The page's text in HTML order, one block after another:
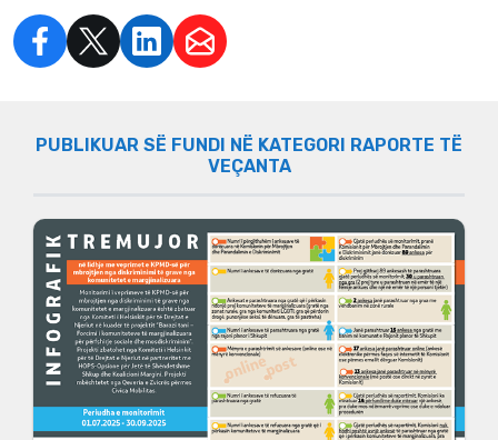
PUBLIKUAR SË FUNDI NË KATEGORI RAPORTE TË
VEÇANTA